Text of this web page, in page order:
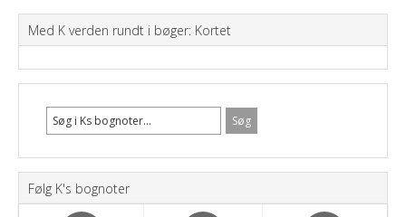
Med K verden rundt i bøger: Kortet
Følg K's bognoter